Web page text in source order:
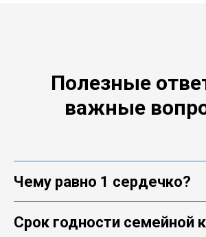
Полезные
важные
Чему равно 1 сердечко?
Срок годности семейной